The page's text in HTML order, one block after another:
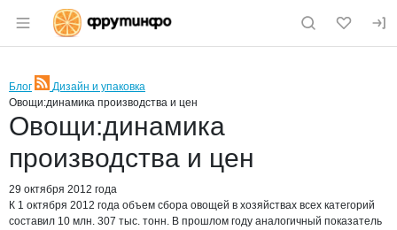
Раздел навигации по сайту fruitinfo.ru
Блог
RSS
Дизайн и упаковка
Овощи:динамика производства и цен
Овощи:динамика
производства и цен
29 октября 2012 года
К 1 октября 2012 года объем сбора овощей в хозяйствах всех категорий
составил 10 млн. 307 тыс. тонн. В прошлом году аналогичный показатель